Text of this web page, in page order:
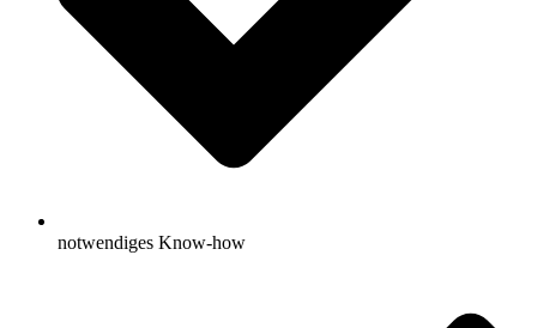
notwendiges Know-how